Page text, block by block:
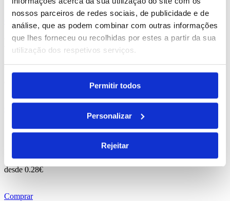
nossos parceiros de redes sociais, de publicidade e de
análise, que as podem combinar com outras informações
que lhes forneceu ou recolhidas por estes a partir da sua
utilização dos respetivos serviços.
Permitir todos
Personalizar
Rejeitar
Comprar
Doodle
REF. BI-PS-91756
Citadel
desde 0.28€
Comprar